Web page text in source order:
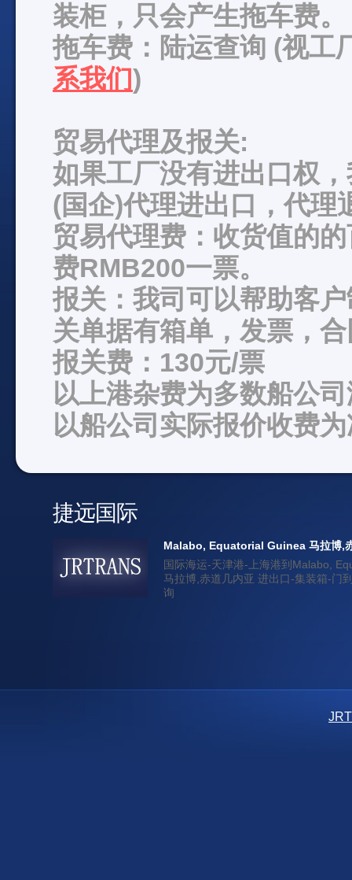
装柜，只会产生拖车费。
拖车费：陆运查询 (视工
系我们)
贸易代理及报关:
如果工厂没有进出口权
(国企)代理进出口，代理
贸易代理费：收货值的
费RMB200一票。
报关：我司可以帮助客
关单据有箱单，发票，
报关费：130元/票
以上港杂费为多数船公
以船公司实际报价收费
捷远国际
Malabo, Equatorial Guinea 马拉博,
国际海运-天津港-上海港到Malabo,
马拉博,赤道几内亚 进出口-集装箱-门
询